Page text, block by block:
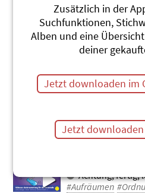
Chnopf Uf Em Chopf
Roland Schwab
Di Blaui,
#Aufräumen
Uufruume
Andrew Bond
#Aufräumen
Achtung, fertig,
#Aufräumen
Zusätzlich in der
Suchfunktionen,
Alben und eine
deiner
Jetzt downloaden im
Jetzt